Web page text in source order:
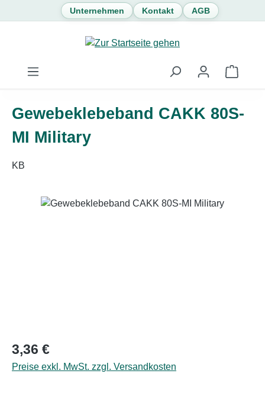
Zum Hauptinhalt springen
Unternehmen Kontakt AGB
Gewebeklebeband CAKK 80S-
MI Military
KB
Bildergalerie überspringen
Regulärer Preis:
3,36 €
Preise exkl. MwSt. zzgl. Versandkosten